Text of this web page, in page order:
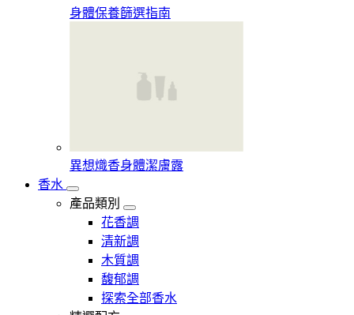
身體保養篩選指南
異想熾香身體潔膚露
香水
產品類別
花香調
清新調
木質調
馥郁調
探索全部香水